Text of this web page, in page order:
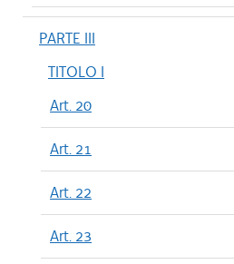
PARTE III
TITOLO I
Art. 20
Art. 21
Art. 22
Art. 23